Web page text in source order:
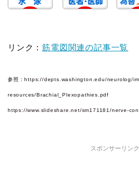
リンク：筋電図関連の記事一覧
参照：https://depts.washington.edu/neurolog/
resources/Brachial_Plexopathies.pdf
https://www.slideshare.net/sm171181/nerve-
スポンサーリンク